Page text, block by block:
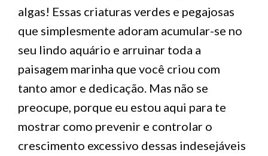
algas! Essas criaturas verdes e pegajosas
que simplesmente adoram acumular-se no
seu lindo aquário e arruinar toda a
paisagem marinha que você criou com
tanto amor e dedicação. Mas não se
preocupe, porque eu estou aqui para te
mostrar como prevenir e controlar o
crescimento excessivo dessas indesejáveis